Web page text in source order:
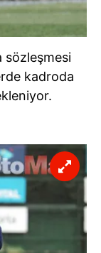
sözleşmesi
kadroda